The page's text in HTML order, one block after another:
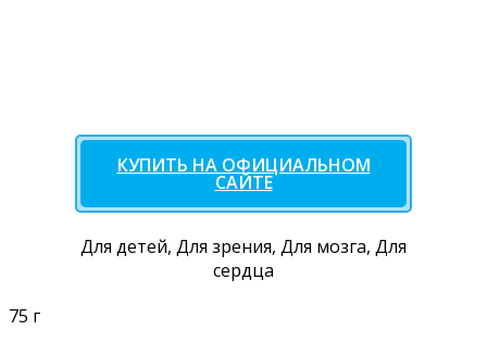
КУПИТЬ НА ОФИЦИАЛЬНОМ
САЙТЕ
Для детей, Для зрения, Для мозга, Для
сердца
75 г